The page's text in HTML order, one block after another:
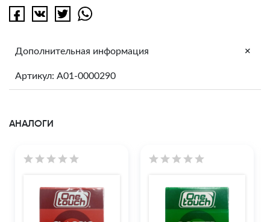
Дополнительная информация +
Артикул: A01-0000290
АНАЛОГИ